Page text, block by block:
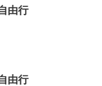
由行
由行